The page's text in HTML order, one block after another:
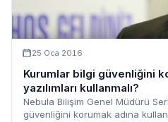
25 Oca 2016
Kurumlar bilgi güvenliğini
yazılımları kullanmalı?
Nebula Bilişim Genel Müdürü
güvenliğini korumak adına